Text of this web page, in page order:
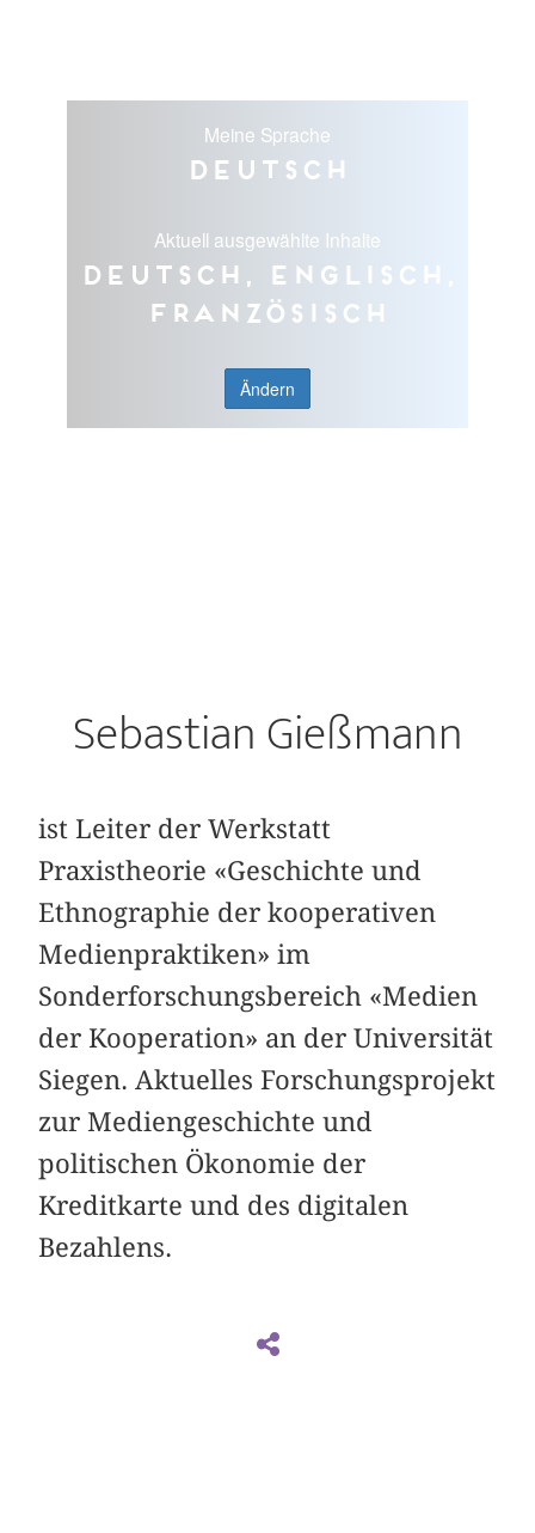
Meine Sprache
Deutsch
Aktuell ausgewählte Inhalte
Deutsch, Englisch,
Französisch
Ändern
Sebastian Gießmann
ist Leiter der Werkstatt
Praxistheorie «Geschichte und
Ethnographie der kooperativen
Medienpraktiken» im
Sonderforschungsbereich «Medien
der Kooperation» an der Universität
Siegen. Aktuelles Forschungsprojekt
zur Mediengeschichte und
politischen Ökonomie der
Kreditkarte und des digitalen
Bezahlens.